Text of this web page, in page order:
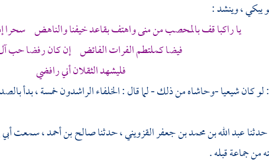
يبكي ، وينشد :
يا راكبا قف بالمحصب من منى واهتف بقاعد خيفنا والناهض سحرا
فيضا كملتطم الفرات الفائض إن كان رفضا حب
فليشهد الثقلان أني رافضي
كان شيعيا -وحاشاه من ذلك - لما قال : الخلفاء الراشدون خمسة ، بدأ
عبد الله بن محمد بن جعفر القزويني، حدثناصالح بن أحمد، سمعت
من جماعة قبله .